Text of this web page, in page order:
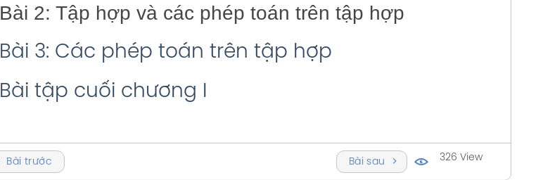
Bài 2: Tập hợp và các phép toán trên tập hợp
Bài 3: Các phép toán trên tập hợp
Bài tập cuối chương I
Bài trước Bài sau 326 View